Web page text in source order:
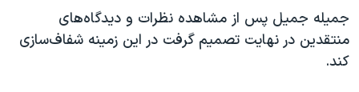
جمیله جمیل پس از مشاهده نظرات و دیدگاه‌های
منتقدین در نهایت تصمیم گرفت در این زمینه شفاف‌سازی
کند.